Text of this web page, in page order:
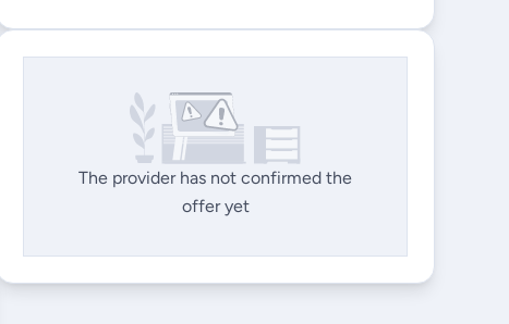
The provider has not confirmed the
offer yet